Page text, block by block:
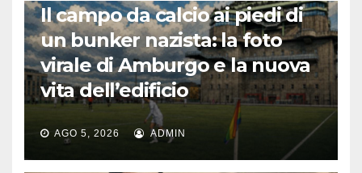
Il campo da calcio ai piedi di
un bunker nazista: la foto
virale di Amburgo e la nuova
vita dell’edificio
AGO 5, 2026 ADMIN
LA STORIA DEL CALCIO